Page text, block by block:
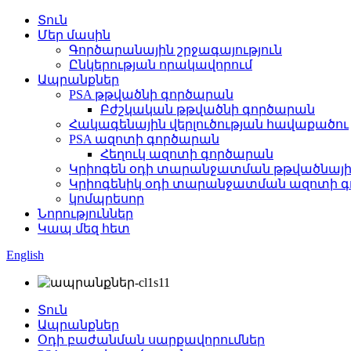
Տուն
Մեր մասին
Գործարանային շրջագայություն
Ընկերության որակավորում
Ապրանքներ
PSA թթվածնի գործարան
Բժշկական թթվածնի գործարան
Հակագենային վերլուծության հավաքածու
PSA ազոտի գործարան
Հեղուկ ազոտի գործարան
Կրիոգեն օդի տարանջատման
Կրիոգենիկ օդի տարանջատման ազոտի
կոմպրեսոր
Նորություններ
Կապ մեզ հետ
English
Տուն
Ապրանքներ
Օդի բաժանման սարքավորումներ